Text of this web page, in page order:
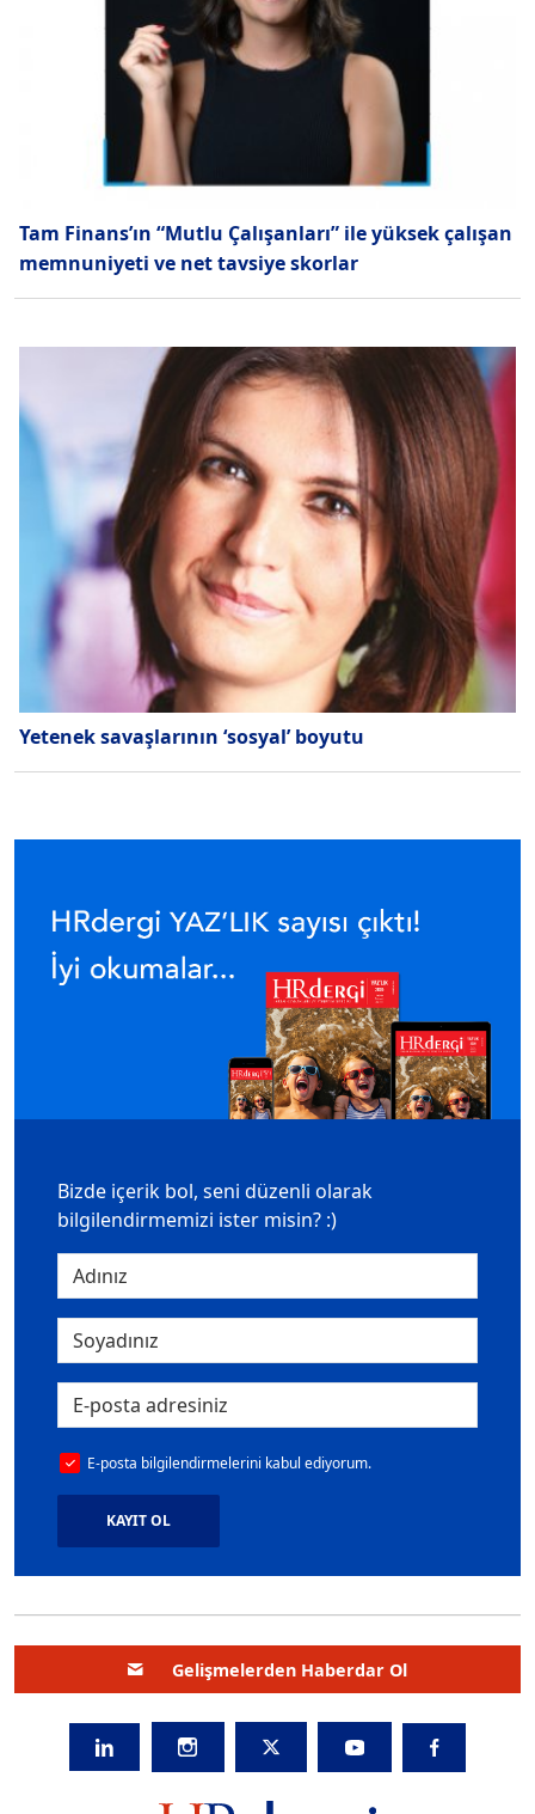
Tam Finans’ın “Mutlu Çalışanları” ile yüksek çalışan
memnuniyeti ve net tavsiye skorlar
Yetenek savaşlarının ‘sosyal’ boyutu
Bizde içerik bol, seni düzenli olarak
bilgilendirmemizi ister misin? :)
E-posta bilgilendirmelerini kabul ediyorum.
KAYIT OL
Gelişmelerden Haberdar Ol